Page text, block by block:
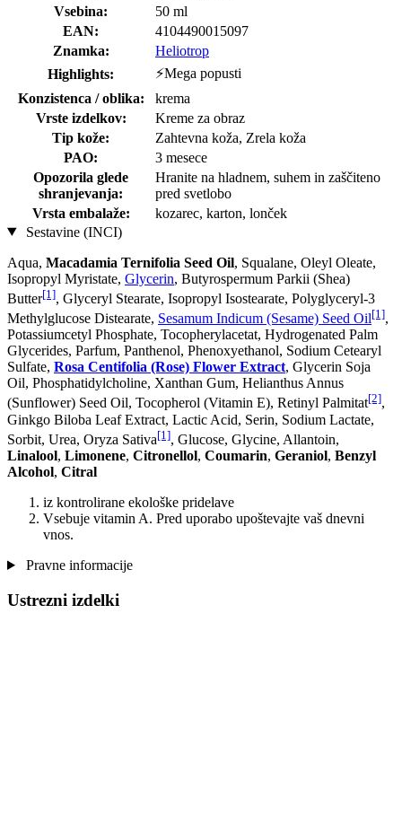
Vsebina:
50 ml
EAN:
4104490015097
Znamka:
Heliotrop
Highlights:
⚡Mega popusti
Konzistenca / oblika:
krema
Vrste izdelkov:
Kreme za obraz
Tip kože:
Zahtevna koža, Zrela koža
PAO:
3 mesece
Opozorila glede
shranjevanja:
Hranite na hladnem, suhem in zaščiteno
pred svetlobo
Vrsta embalaže:
kozarec, karton, lonček
Sestavine (INCI)
Aqua, Macadamia Ternifolia Seed Oil, Squalane, Oleyl Oleate,
Isopropyl Myristate, Glycerin, Butyrospermum Parkii (Shea)
Butter[1], Glyceryl Stearate, Isopropyl Isostearate, Polyglyceryl-3
Methylglucose Distearate, Sesamum Indicum (Sesame) Seed Oil[1],
Potassiumcetyl Phosphate, Tocopherylacetat, Hydrogenated Palm
Glycerides, Parfum, Panthenol, Phenoxyethanol, Sodium Cetearyl
Sulfate, Rosa Centifolia (Rose) Flower Extract, Glycerin Soja
Oil, Phosphatidylcholine, Xanthan Gum, Helianthus Annus
(Sunflower) Seed Oil, Tocopherol (Vitamin E), Retinyl Palmitat[2],
Ginkgo Biloba Leaf Extract, Lactic Acid, Serin, Sodium Lactate,
Sorbit, Urea, Oryza Sativa[1], Glucose, Glycine, Allantoin,
Linalool, Limonene, Citronellol, Coumarin, Geraniol, Benzyl
Alcohol, Citral
iz kontrolirane ekološke pridelave
Vsebuje vitamin A. Pred uporabo upoštevajte vaš dnevni
vnos.
Pravne informacije
Ustrezni izdelki